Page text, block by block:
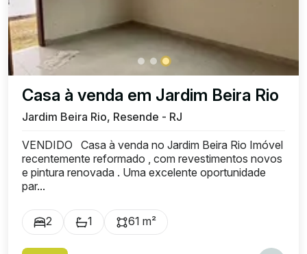
Casa à venda em Jardim Beira Rio
Jardim Beira Rio, Resende - RJ
VENDIDO Casa à venda no Jardim Beira Rio Imóvel
recentemente reformado , com revestimentos novos
e pintura renovada . Uma excelente oportunidade
par...
2 1 61 m²